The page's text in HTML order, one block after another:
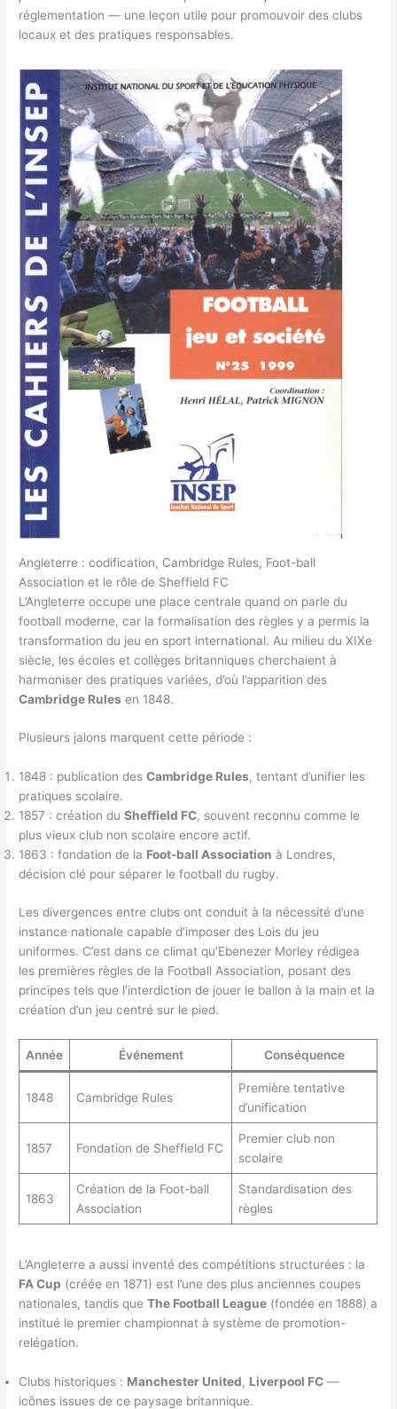
réglementation — une leçon utile pour promouvoir des clubs
locaux et des pratiques responsables.
Angleterre : codification, Cambridge Rules, Foot-ball
Association et le rôle de Sheffield FC
L’Angleterre occupe une place centrale quand on parle du
football moderne, car la formalisation des règles y a permis la
transformation du jeu en sport international. Au milieu du XIXe
siècle, les écoles et collèges britanniques cherchaient à
harmoniser des pratiques variées, d’où l’apparition des
Cambridge Rules en 1848.
Plusieurs jalons marquent cette période :
1848 : publication desCambridge Rules, tentant d’unifier les
pratiques scolaire.
1857 : création duSheffield FC, souvent reconnu comme le
plus vieux club non scolaire encore actif.
1863 : fondation de la Foot-ball Association à Londres,
décision clé pour séparer le football du rugby.
Les divergences entre clubs ont conduit à la nécessité d’une
instance nationale capable d’imposer des Lois du jeu
uniformes. C’est dans ce climat qu’Ebenezer Morley rédigea
les premières règles de la Football Association, posant des
principes tels que l’interdiction de jouer le ballon à la main et la
création d’un jeu centré sur le pied.
Année Événement Conséquence
1848 Cambridge Rules
Première tentative
d’unification
1857 Fondation de Sheffield FC
Premier club non
scolaire
1863
Création de la Foot-ball
Association
Standardisation des
règles
L’Angleterre a aussi inventé des compétitions structurées : la
FA Cup (créée en 1871) est l’une des plus anciennes coupes
nationales, tandis queThe Football League (fondée en 1888) a
institué le premier championnat à système de promotion-
relégation.
Clubs historiques : Manchester United, Liverpool FC —
icônes issues de ce paysage britannique.